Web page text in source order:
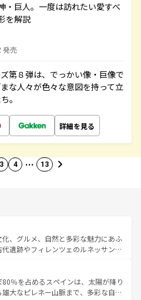
・巨人。一度は訪れたい愛すべ
を解説
発売
第８弾は、でっかい像・巨像で
な人々が色々な意図を持って立
。
詳細を見る
3 4 … 13
、グルメ、自然と多彩な魅力にあふ
代遺跡やフィレンツェのルネッサンス
しい田園風景やアマルフィ海岸の絶
逃せない。観光の合間には、本場の
品のイタリア料理を堪能することも
％を占めるスペインは、太陽が降り
大なピレネー山脈まで、多彩な自然